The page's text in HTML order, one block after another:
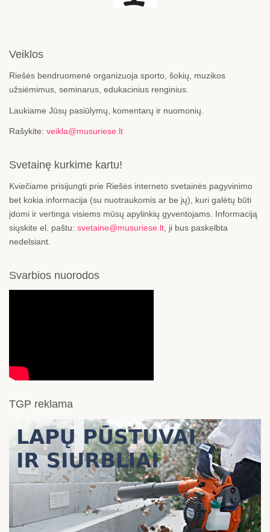
Veiklos
Riešės bendruomenė organizuoja sporto, šokių, muzikos
užsiėmimus, seminarus, edukacinius renginius.
Laukiame Jūsų pasiūlymų, komentarų ir nuomonių.
Rašykite: veikla@musuriese.lt
Svetainę kurkime kartu!
Kviečiame prisijungti prie Riešės interneto svetainės pagyvinimo
bet kokia informacija (su nuotraukomis ar be jų), kuri galėtų būti
įdomi ir vertinga visiems mūsų apylinkių gyventojams. Informaciją
siųskite el. paštu: svetaine@musuriese.lt, ji bus paskelbta
nedelsiant.
Svarbios nuorodos
TGP reklama